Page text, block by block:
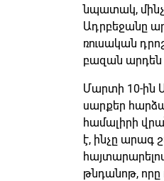
նպատակ,
Ադրբեջանը
ռուսական
բազան արդեն
Մարտի 10-ին
սարքեր
համալիրի
է, ինչը արագ
թնդանոթ, որը